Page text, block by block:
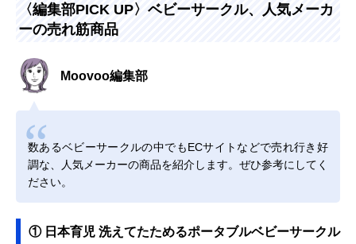
〈編集部PICK UP〉ベビーサークル、人気メーカ
ーの売れ筋商品
Moovoo編集部
数あるベビーサークルの中でもECサイトなどで売れ行き好
調な、人気メーカーの商品を紹介します。ぜひ参考にしてく
ださい。
① 日本育児 洗えてたためるポータブルベビーサークル